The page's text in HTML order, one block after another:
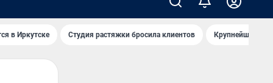
в Иркутске Студия растяжки бросила клиентов Крупнейшие